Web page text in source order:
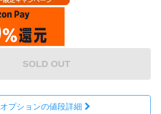
SOLD OUT
オプションの値段詳細